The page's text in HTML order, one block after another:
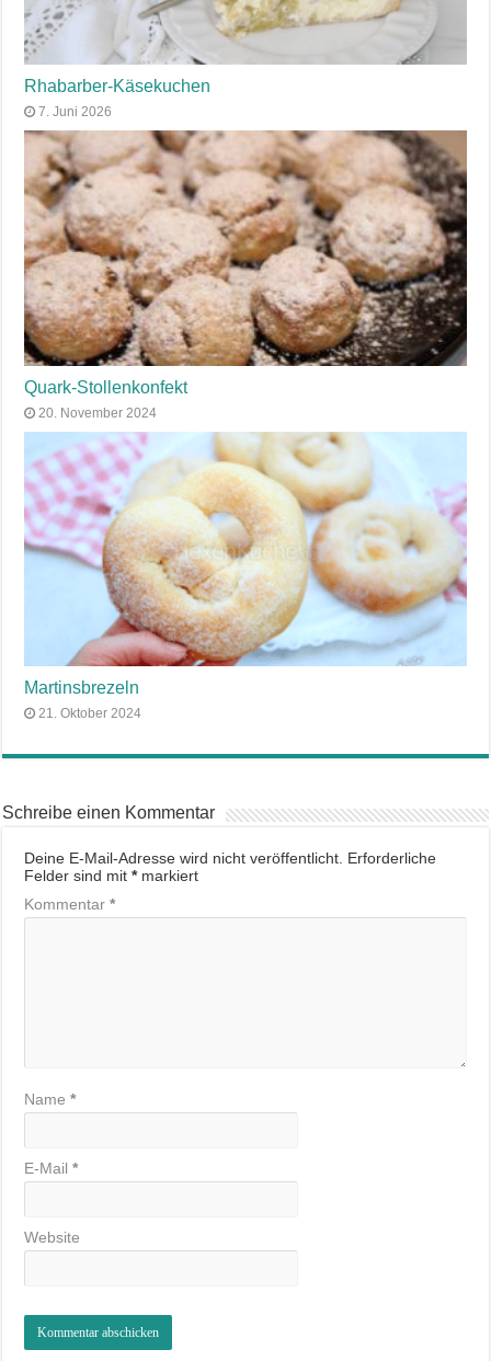
Rhabarber-Käsekuchen
7. Juni 2026
Quark-Stollenkonfekt
20. November 2024
Martinsbrezeln
21. Oktober 2024
Schreibe einen Kommentar
Deine E-Mail-Adresse wird nicht veröffentlicht. Erforderliche
Felder sind mit*markiert
Kommentar*
Name*
E-Mail*
Website